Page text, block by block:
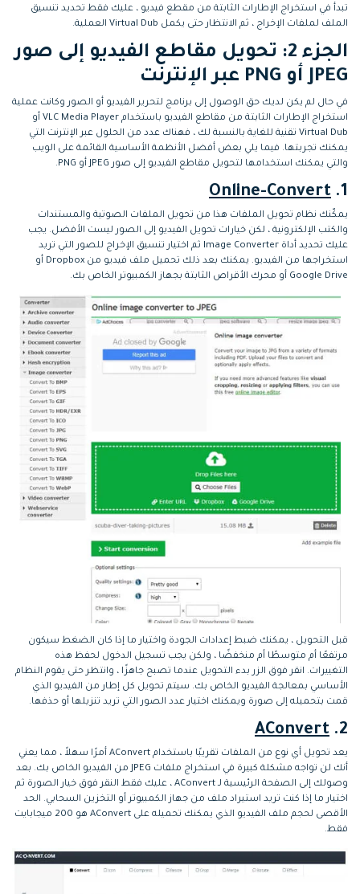
تبدأ في استخراج الإطارات الثابتة من مقطع فيديو ، عليك فقط تحديد تنسيق
الملف لملفات الإخراج ، ثم الانتظار حتى يكمل Virtual Dub العملية.
الجزء 2: تحويل مقاطع الفيديو إلى صور
JPEG أو PNG عبر الإنترنت
في حال لم يكن لديك حق الوصول إلى برنامج لتحرير الفيديو أو الصور وكانت عملية
استخراج الإطارات الثابتة من مقاطع الفيديو باستخدام VLC Media Player أو
Virtual Dub تقنية للغاية بالنسبة لك ، فهناك عدد من الحلول عبر الإنترنت التي
يمكنك تجربتها. فيما يلي بعض أفضل الأنظمة الأساسية القائمة على الويب
والتي يمكنك استخدامها لتحويل مقاطع الفيديو إلى صور JPEG أو PNG.
1.
Online-Convert
يمكّنك نظام تحويل الملفات هذا من تحويل الملفات الصوتية والمستندات
والكتب الإلكترونية ، لكن خيارات تحويل الفيديو إلى الصور ليست الأفضل. يجب
عليك تحديد أداة Image Converter ثم اختيار تنسيق الإخراج للصور التي تريد
استخراجها من الفيديو. يمكنك بعد ذلك تحميل ملف فيديو من Dropbox أو
Google Drive أو محرك الأقراص الثابتة بجهاز الكمبيوتر الخاص بك.
قبل التحويل ، يمكنك ضبط إعدادات الجودة واختيار ما إذا كان الضغط سيكون
مرتفعًا أم متوسطًا أم منخفضًا ، ولكن يجب تسجيل الدخول لحفظ هذه
التغييرات. انقر فوق الزر بدء التحويل عندما تصبح جاهزًا ، وانتظر حتى يقوم النظام
الأساسي بمعالجة الفيديو الخاص بك. سيتم تحويل كل إطار من الفيديو الذي
قمت بتحميله إلى صورة ويمكنك اختيار عدد الصور التي تريد تنزيلها أو حذفها.
2.
AConvert
يعد تحويل أي نوع من الملفات تقريبًا باستخدام AConvert أمرًا سهلاً ، مما يعني
أنك لن تواجه مشكلة كبيرة في استخراج ملفات JPEG من الفيديو الخاص بك. بعد
وصولك إلى الصفحة الرئيسية لـ AConvert ، عليك فقط النقر فوق خيار الصورة ثم
اختيار ما إذا كنت تريد استيراد ملف من جهاز الكمبيوتر أو التخزين السحابي. الحد
الأقصى لحجم ملف الفيديو الذي يمكنك تحميله على AConvert هو 200 ميجابايت
فقط.